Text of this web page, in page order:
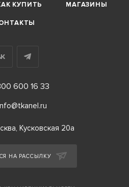
КУПИТЬ МАГАЗИНЫ
600 16 33
Кусковская 20а
НА РАССЫЛКУ